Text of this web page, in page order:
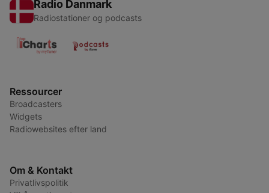
Radio Danmark
Radiostationer og podcasts
Ressourcer
Broadcasters
Widgets
Radiowebsites efter land
Om & Kontakt
Privatlivspolitik